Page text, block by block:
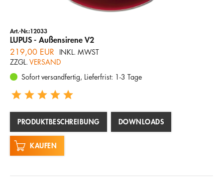
Art.-Nr.:12033
LUPUS - Außensirene V2
219,00 EUR
INKL. MWST
ZZGL. VERSAND
Sofort versandfertig, Lieferfrist: 1-3 Tage
PRODUKTBESCHREIBUNG DOWNLOADS
KAUFEN